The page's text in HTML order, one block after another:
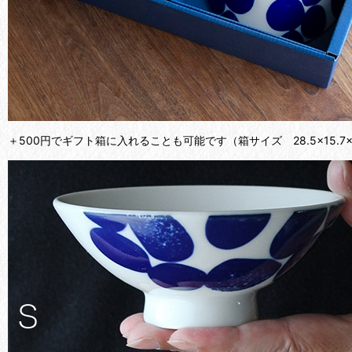
＋500円でギフト箱に入れることも可能です（箱サイズ